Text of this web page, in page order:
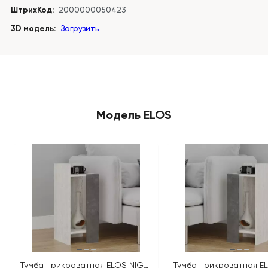
ШтрихКод: 2000000050423
3D модель: Загрузить
Модель ELOS
Тумба прикроватная ELOS NIGHTSTAND LEFT MODULE